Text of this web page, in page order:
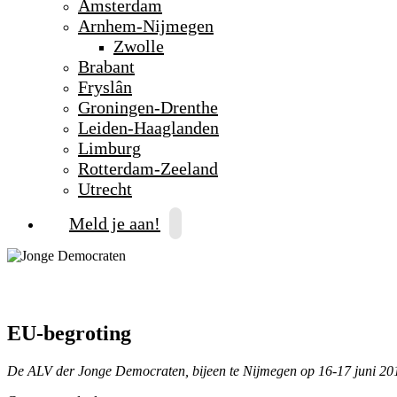
Amsterdam
Arnhem-Nijmegen
Zwolle
Brabant
Fryslân
Groningen-Drenthe
Leiden-Haaglanden
Limburg
Rotterdam-Zeeland
Utrecht
Meld je aan!
EU-begroting
De ALV der Jonge Democraten, bijeen te Nijmegen op 16-17 juni